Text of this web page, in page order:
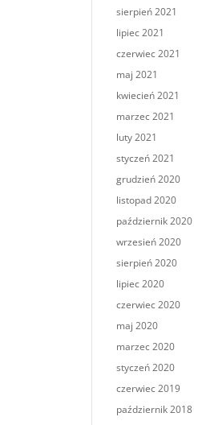
sierpień 2021
lipiec 2021
czerwiec 2021
maj 2021
kwiecień 2021
marzec 2021
luty 2021
styczeń 2021
grudzień 2020
listopad 2020
październik 2020
wrzesień 2020
sierpień 2020
lipiec 2020
czerwiec 2020
maj 2020
marzec 2020
styczeń 2020
czerwiec 2019
październik 2018